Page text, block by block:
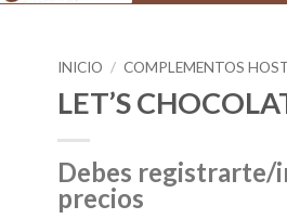
INICIO / COMPLEMENTOS
LET’S
Debes registrarte/
precios